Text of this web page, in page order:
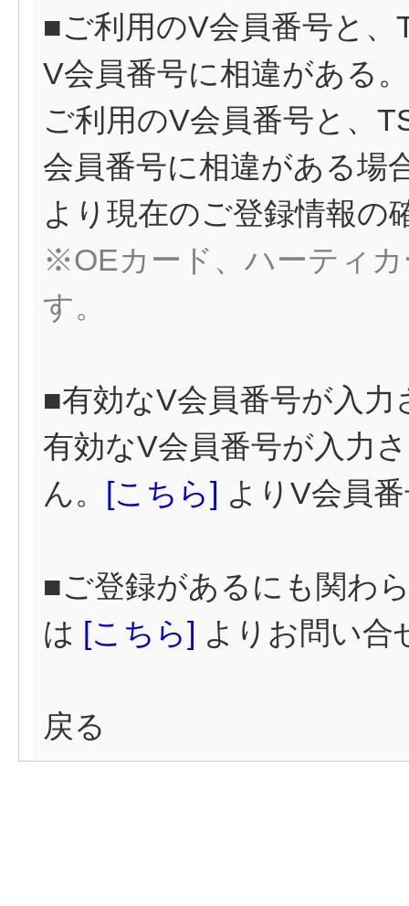
■ご利用のV会員番号と、
V会員番号に相違がある。
ご利用のV会員番号と、
会員番号に相違がある場
より現在のご登録情報の
※OEカード、ハーティ
す。
■有効なV会員番号が入
有効なV会員番号が入力
ん。 [こちら] よりV会員
■ご登録があるにも関わ
は [こちら] よりお問い合
戻る